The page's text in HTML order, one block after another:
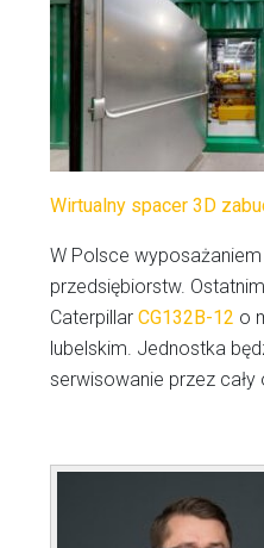
Wirtualny spacer 3D
W Polsce
przedsiębiorstw.
Caterpillar CG132B-12 o
lubelskim. Jednostka
serwisowanie przez cały